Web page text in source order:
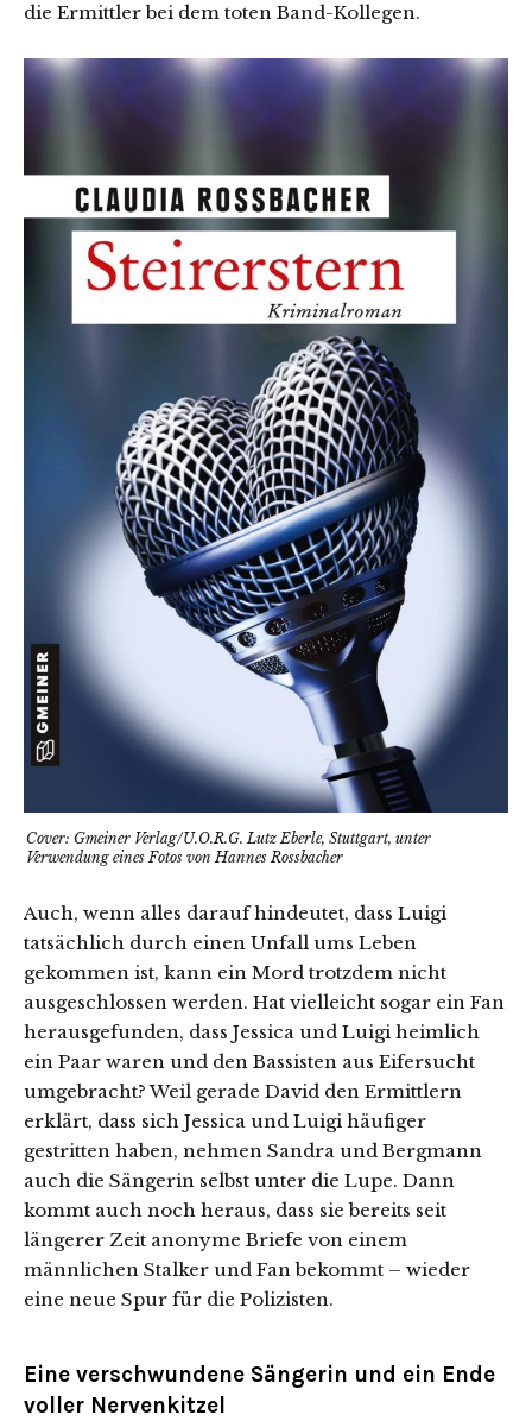
die Ermittler bei dem toten Band-Kollegen.
Cover: Gmeiner Verlag/U.O.R.G. Lutz Eberle, Stuttgart, unter
Verwendung eines Fotos von Hannes Rossbacher
Auch, wenn alles darauf hindeutet, dass Luigi
tatsächlich durch einen Unfall ums Leben
gekommen ist, kann ein Mord trotzdem nicht
ausgeschlossen werden. Hat vielleicht sogar ein Fan
herausgefunden, dass Jessica und Luigi heimlich
ein Paar waren und den Bassisten aus Eifersucht
umgebracht? Weil gerade David den Ermittlern
erklärt, dass sich Jessica und Luigi häufiger
gestritten haben, nehmen Sandra und Bergmann
auch die Sängerin selbst unter die Lupe. Dann
kommt auch noch heraus, dass sie bereits seit
längerer Zeit anonyme Briefe von einem
männlichen Stalker und Fan bekommt – wieder
eine neue Spur für die Polizisten.
Eine verschwundene Sängerin und ein Ende
voller Nervenkitzel